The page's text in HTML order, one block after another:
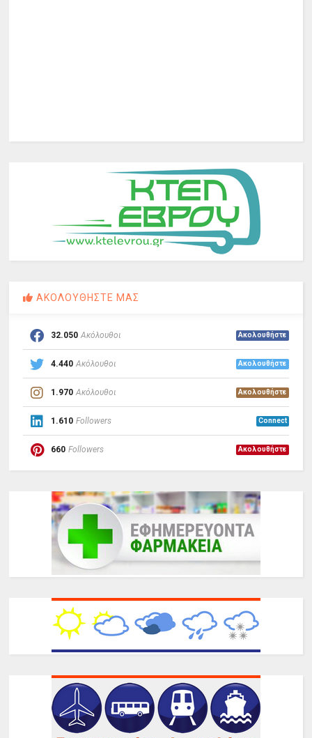
ΑΚΟΛΟΥΘΗΣΤΕ ΜΑΣ
32.050 Ακόλουθοι Ακολουθήστε
4.440 Ακόλουθοι Ακολουθήστε
1.970 Ακόλουθοι Ακολουθήστε
1.610 Followers Connect
660 Followers Ακολουθήστε